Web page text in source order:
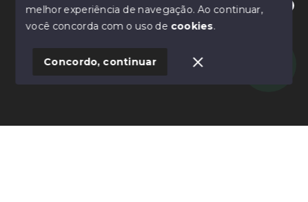
Olá! Estamos disponíveis para te ajudar.
© Copyright 2026 - Ricardo Lilian - Todos os direitos
SITE PARA IMOBILIARIA
melhor experiência de navegação.Ao continuar,
você concorda com o uso de cookies.
Concordo, continuar